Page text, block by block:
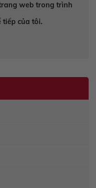
web trong trình
tiếp của tôi.